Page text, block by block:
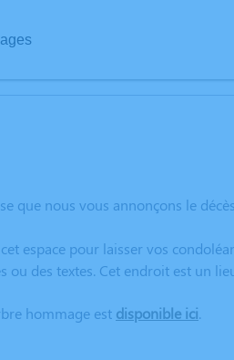
que nous vous annonçons le
espace pour laisser vos
ou des textes. Cet endroit est un
hommage est disponible ici.